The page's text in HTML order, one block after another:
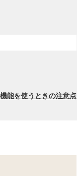
能を使うときの注意点